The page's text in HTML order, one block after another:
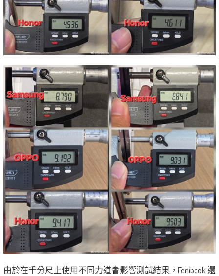
由於在千分尺上使用不同力道會影響測試結果，Fenibook 還